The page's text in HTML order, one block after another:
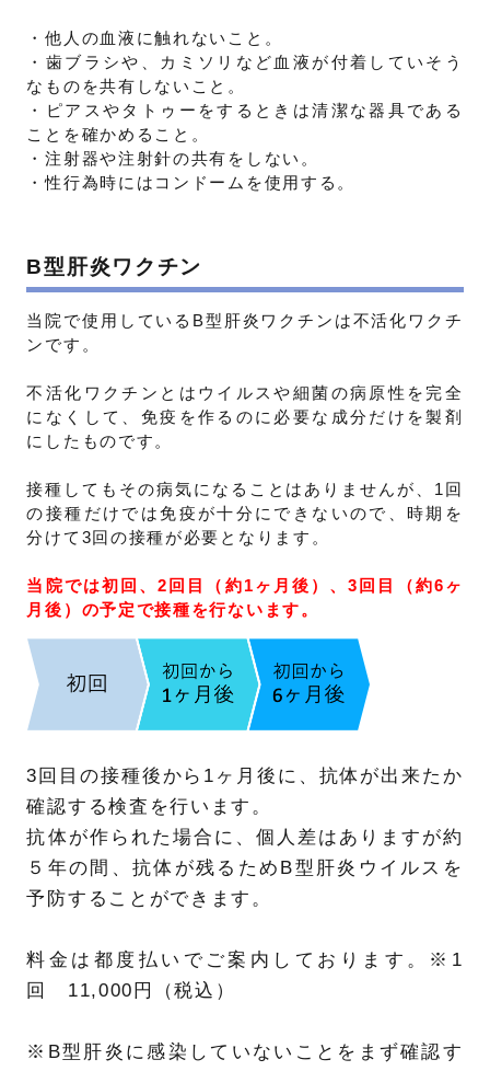
・他人の血液に触れないこと。
・歯ブラシや、カミソリなど血液が付着していそう
なものを共有しないこと。
・ピアスやタトゥーをするときは清潔な器具である
ことを確かめること。
・注射器や注射針の共有をしない。
・性行為時にはコンドームを使用する。
B型肝炎ワクチン
当院で使用しているB型肝炎ワクチンは不活化ワクチ
ンです。
不活化ワクチンとはウイルスや細菌の病原性を完全
になくして、免疫を作るのに必要な成分だけを製剤
にしたものです。
接種してもその病気になることはありませんが、1回
の接種だけでは免疫が十分にできないので、時期を
分けて3回の接種が必要となります。
当院では初回、2回目（約1ヶ月後）、3回目（約6ヶ
月後）の予定で接種を行ないます。
3回目の接種後から1ヶ月後に、抗体が出来たか
確認する検査を行います。
抗体が作られた場合に、個人差はありますが約
５年の間、抗体が残るためB型肝炎ウイルスを
予防することができます。
料金は都度払いでご案内しております。※1
回 11,000円（税込）
※B型肝炎に感染していないことをまず確認す